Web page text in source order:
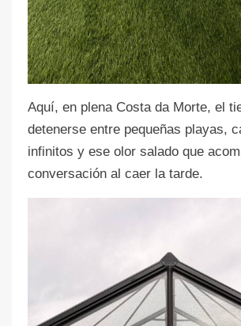
Aquí, en plena Costa da Morte, el
detenerse entre pequeñas playas,
infinitos y ese olor salado que
conversación al caer la tarde.